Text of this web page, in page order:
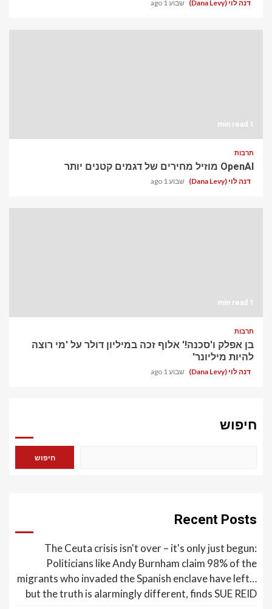
דנה לוי (Dana Levy) שבוע 1 ago
1 min read
תרבות
OpenAI מוזיל מחירים של דגמים קטנים יותר
דנה לוי (Dana Levy) שבוע 1 ago
1 min read
תרבות
בן אפלק ו'סכנה!' אלוף זכה במיליון דולר על 'מי רוצה
להיות מיליונר'
דנה לוי (Dana Levy) שבוע 1 ago
חיפוש
חיפוש
Recent Posts
The Ceuta crisis isn't over – it's only just begun:
Politicians like Andy Burnham claim 98% of the
migrants who invaded the Spanish enclave have left…
but the truth is alarmingly different, finds SUE REID